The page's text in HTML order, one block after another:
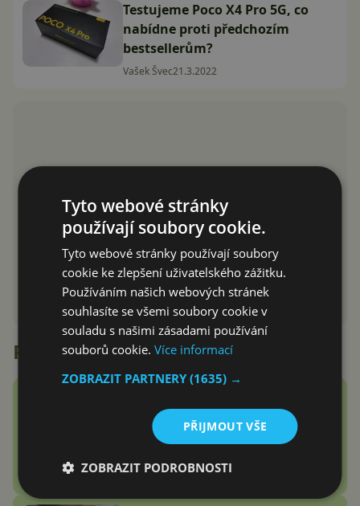
Testujeme Poco X4 Pro 5G, co
nabídne proti předchozím
bestsellerům?
Vašek Švec21.3.2022
Recenze
Náramek bez displeje je přesně
to zařízení, které jsem
Tyto webové stránky
používají soubory cookie.
Tyto webové stránky používají soubory
cookie ke zlepšení uživatelského zážitku.
Používáním našich webových stránek
souhlasíte se všemi soubory cookie v
souladu s našimi zásadami používání
souborů cookie.Více informací
ZOBRAZIT PARTNERY(1635) →
PŘIJMOUT VŠE
ZOBRAZIT PODROBNOSTI